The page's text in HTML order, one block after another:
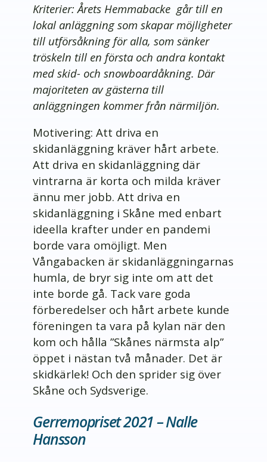
Kriterier: Årets Hemmabacke går till en
lokal anläggning som skapar möjligheter
till utförsåkning för alla, som sänker
tröskeln till en första och andra kontakt
med skid- och snowboardåkning. Där
majoriteten av gästerna till
anläggningen kommer från närmiljön.
Motivering: Att driva en
skidanläggning kräver hårt arbete.
Att driva en skidanläggning där
vintrarna är korta och milda kräver
ännu mer jobb. Att driva en
skidanläggning i Skåne med enbart
ideella krafter under en pandemi
borde vara omöjligt. Men
Vångabacken är skidanläggningarnas
humla, de bryr sig inte om att det
inte borde gå. Tack vare goda
förberedelser och hårt arbete kunde
föreningen ta vara på kylan när den
kom och hålla ”Skånes närmsta alp”
öppet i nästan två månader. Det är
skidkärlek! Och den sprider sig över
Skåne och Sydsverige.
Gerremopriset 2021 – Nalle
Hansson